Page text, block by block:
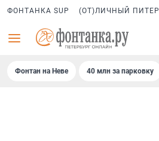
ФОНТАНКА SUP (ОТ)ЛИЧНЫЙ ПИТЕР
Фонтан на Неве 40 млн за парковку